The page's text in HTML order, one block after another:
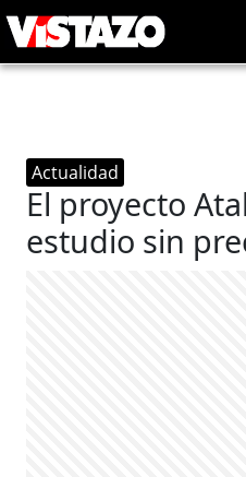
Actualidad
El proyecto
estudio sin